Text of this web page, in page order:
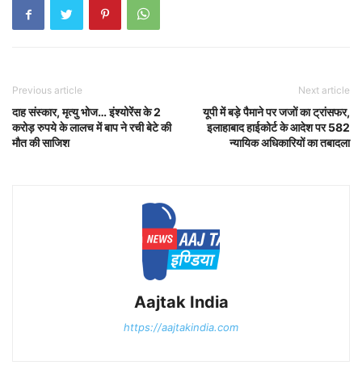
Previous article
दाह संस्कार, मृत्यु भोज… इंश्योरेंस के 2
करोड़ रुपये के लालच में बाप ने रची बेटे की
मौत की साजिश
Next article
यूपी में बड़े पैमाने पर जजों का ट्रांसफर,
इलाहाबाद हाईकोर्ट के आदेश पर 582
न्यायिक अधिकारियों का तबादला
Aajtak India
https://aajtakindia.com